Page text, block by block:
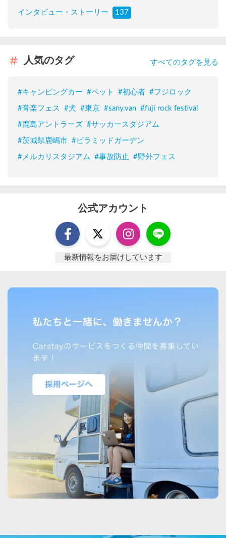
インタビュー・ストーリー 137
人気のタグ すべてのタグを見る
#キャンピングカー #ペット #初心者 #フジロック
#音楽フェス #犬 #東京 #sany.van #fuji rock festival
#鹿島アントラーズ #サッカースタジアム
#茨城県鹿嶋市 #ピラミッドガーデン
#メルカリスタジアム #事故防止 #野外フェス
公式アカウント
最新情報をお届けしています